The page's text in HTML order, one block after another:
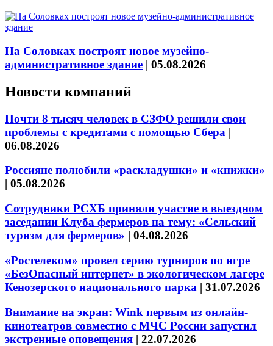
На Соловках построят новое музейно-
административное здание | 05.08.2026
Новости компаний
Почти 8 тысяч человек в СЗФО решили свои
проблемы с кредитами с помощью Сбера |
06.08.2026
Россияне полюбили «раскладушки» и «книжки»
| 05.08.2026
Сотрудники РСХБ приняли участие в выездном
заседании Клуба фермеров на тему: «Сельский
туризм для фермеров» | 04.08.2026
«Ростелеком» провел серию турниров по игре
«БезОпасный интернет» в экологическом лагере
Кенозерского национального парка | 31.07.2026
Внимание на экран: Wink первым из онлайн-
кинотеатров совместно с МЧС России запустил
экстренные оповещения | 22.07.2026